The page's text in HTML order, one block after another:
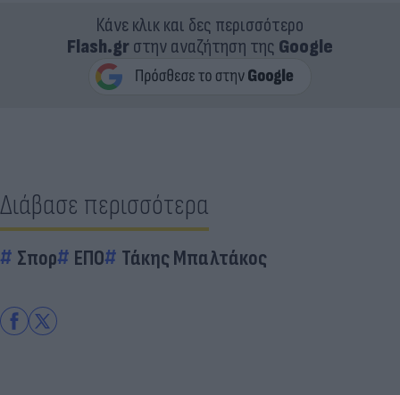
Κάνε κλικ και δες περισσότερο
Flash.grστην αναζήτηση της Google
Διάβασε περισσότερα
Σπορ ΕΠΟ Τάκης Μπαλτάκος